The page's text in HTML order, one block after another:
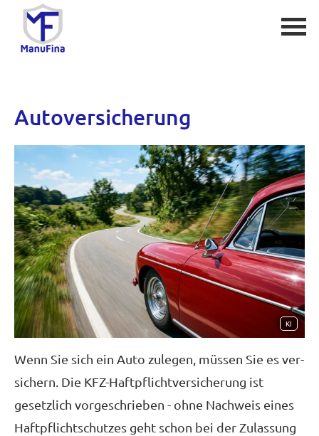
Auto­ver­si­che­rung
KI
Wenn Sie sich ein Auto zulegen, müssen Sie es ver­
sichern. Die KFZ-Haft­pflichtversicherung ist
gesetzlich vorgeschrieben - ohne Nachweis eines
Haft­pflichtschutzes geht schon bei der Zulassung